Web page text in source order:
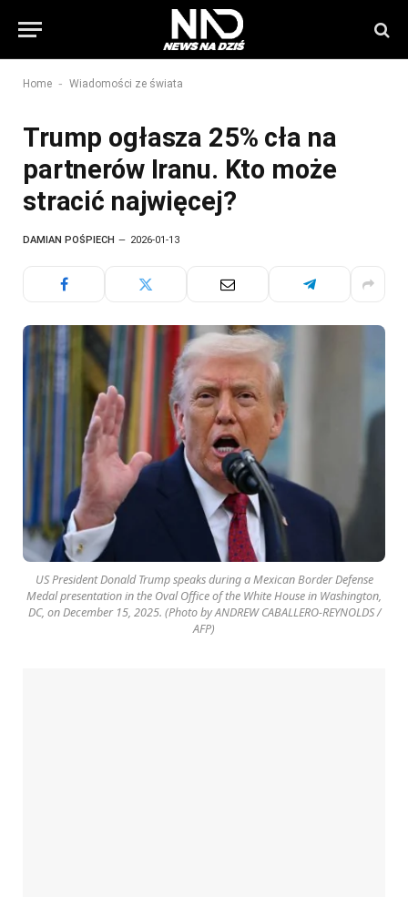
Home - Wiadomości ze świata
Trump ogłasza 25% cła na
partnerów Iranu. Kto może
stracić najwięcej?
DAMIAN POŚPIECH 2026-01-13
US President Donald Trump speaks during a Mexican Border Defense
Medal presentation in the Oval Office of the White House in Washington,
DC, on December 15, 2025. (Photo by ANDREW CABALLERO-REYNOLDS /
AFP)